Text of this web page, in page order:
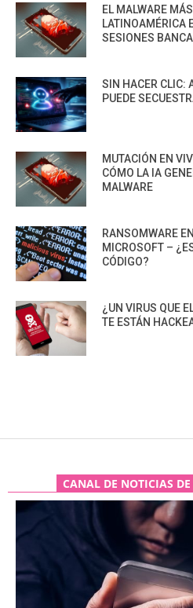
EL MALWARE
LATINOAMÉRICA
SESIONES
SIN HACER CLIC:
PUEDE
MUTACIÓN EN
CÓMO LA IA
MALWARE
RANSOMWARE
MICROSOFT –
CÓDIGO?
¿UN VIRUS QUE
TE ESTÁN
CANAL DE NOTICIAS